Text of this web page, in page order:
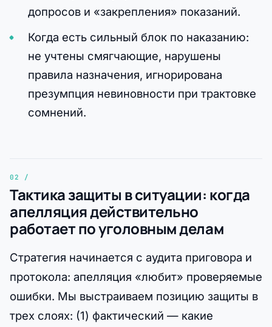
допросов и «закрепления» показаний.
Когда есть сильный блок по наказанию:
не учтены смягчающие, нарушены
правила назначения, игнорирована
презумпция невиновности при трактовке
сомнений.
Тактика защиты в ситуации: когда
апелляция действительно
работает по уголовным делам
Стратегия начинается с аудита приговора и
протокола: апелляция «любит» проверяемые
ошибки. Мы выстраиваем позицию защиты в
трех слоях: (1) фактический — какие